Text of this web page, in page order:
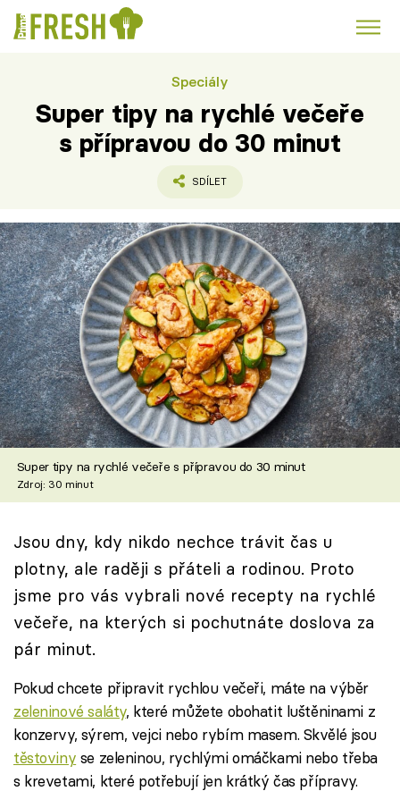
Polévky k večeři
Česká kuchyně Čokoláda
Témata
Recepty
Články
TV Program
Škola vaření
Recepty z TV
Speciál: Cuketa
Těhotnej kuchař
Sledujte prima+
Přihlášení
Sledujte nás
Speciály
Super tipy na rychlé večeře
s přípravou do 30 minut
SDÍLET
Super tipy na rychlé večeře s přípravou do 30 minut
Zdroj: 30 minut
Jsou dny, kdy nikdo nechce trávit čas u
plotny, ale raději s přáteli a rodinou. Proto
jsme pro vás vybrali nové recepty na rychlé
večeře, na kterých si pochutnáte doslova za
pár minut.
Pokud chcete připravit rychlou večeři, máte na výběr
zeleninové saláty, které můžete obohatit luštěninami z
konzervy, sýrem, vejci nebo rybím masem. Skvělé jsou
těstoviny se zeleninou, rychlými omáčkami nebo třeba
s krevetami, které potřebují jen krátký čas přípravy.